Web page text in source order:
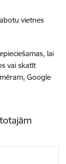
vietnes
lai
vai skatīt
Google